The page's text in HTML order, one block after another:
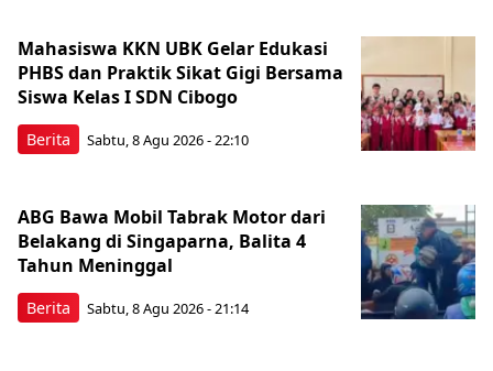
Berita
Mahasiswa KKN UBK Gelar Edukasi
PHBS dan Praktik Sikat Gigi Bersama
Siswa Kelas I SDN Cibogo
Sabtu, 8 Agu 2026 - 22:10
Berita
ABG Bawa Mobil Tabrak Motor dari
Belakang di Singaparna, Balita 4
Tahun Meninggal
Sabtu, 8 Agu 2026 - 21:14